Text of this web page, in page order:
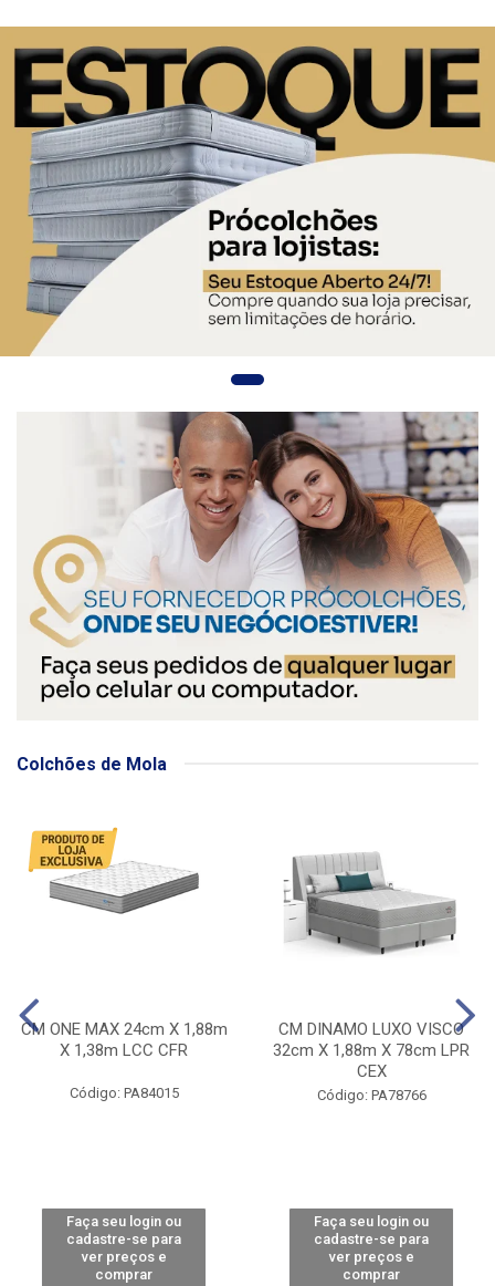
Colchões de Mola
CM ONE MAX 24cm X 1,88m
X 1,38m LCC CFR
Código: PA84015
Faça seu login ou
cadastre-se para
ver preços e
comprar
CM DINAMO LUXO VISCO
32cm X 1,88m X 78cm LPR
CEX
Código: PA78766
Faça seu login ou
cadastre-se para
ver preços e
comprar